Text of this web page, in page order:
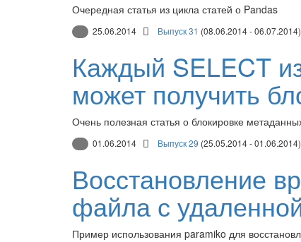
Очередная статья из цикла статей о Pandas
25.06.2014 Выпуск 31 (08.06.2014 - 06.07.2014)
Каждый SELECT
может получить
Очень полезная статья о блокировке
01.06.2014 Выпуск 29 (25.05.2014 - 01.06.2014)
Восстановление
файла с
Пример использования paramiko для